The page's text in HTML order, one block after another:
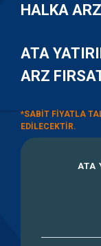
HALKA
ATA
ARZ
*SABIT FIYATLA
EDILECEKTIR.
ATA